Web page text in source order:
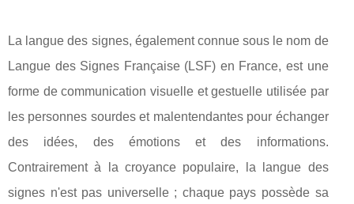
La langue des signes, également connue sous le nom de
Langue des Signes Française (LSF) en France, est une
forme de communication visuelle et gestuelle utilisée par
les personnes sourdes et malentendantes pour échanger
des idées, des émotions et des informations.
Contrairement à la croyance populaire, la langue des
signes n'est pas universelle ; chaque pays possède sa